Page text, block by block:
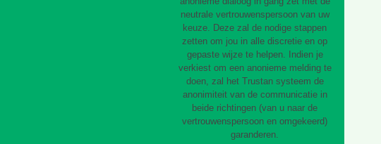
neutrale vertrouwenspersoon van uw
keuze. Deze zal de nodige stappen
zetten om jou in alle discretie en op
gepaste wijze te helpen. Indien je
verkiest om een anonieme melding te
doen, zal het Trustan systeem de
anonimiteit van de communicatie in
beide richtingen (van u naar de
vertrouwenspersoon en omgekeerd)
garanderen.